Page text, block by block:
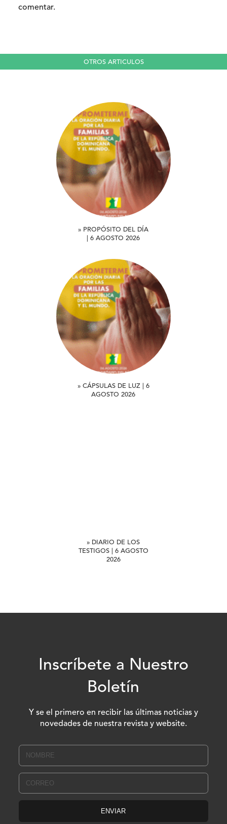
comentar.
OTROS ARTICULOS
» PROPÓSITO DEL DÍA
| 6 AGOSTO 2026
» CÁPSULAS DE LUZ | 6
AGOSTO 2026
» DIARIO DE LOS
TESTIGOS | 6 AGOSTO
2026
Inscríbete a Nuestro
Boletín
Y se el primero en recibir las últimas noticias y
novedades de nuestra revista y website.